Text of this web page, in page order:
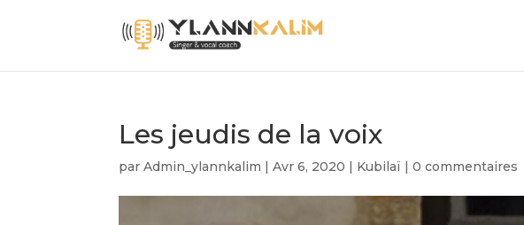
Les jeudis de la voix
parAdmin_ylannkalim |Avr 6, 2020 | Kubilaï |0 commentaires